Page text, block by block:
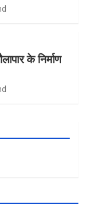
r e
के निर्माण